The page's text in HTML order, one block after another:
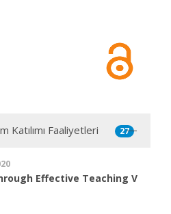
Katılımı Faaliyetleri 27
Effective Teaching V